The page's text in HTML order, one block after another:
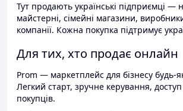
Тут продають українські підприємці —
майстерні, сімейні магазини,
компанії. Кожна покупка підтримує
Для тих, хто продає онлайн
Prom — маркетплейс для бізнесу будь-
Легкий старт, зручне керування,
покупців.